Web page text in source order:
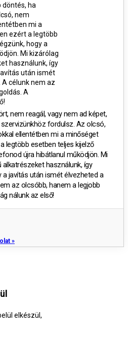
döntés, ha
nem
mi a
ezért a legtöbb
hogy a
Mi kizárólag
használunk, így
után ismét
célunk nem az
A
nem reagál, vagy nem ad képet,
fordulsz. Az olcsó,
ellentétben mi a minőséget
legtöbb esetben teljes kijelző
újra hibátlanul működjön. Mi
használunk, így
javítás után ismét élvezheted a
az olcsóbb, hanem a legjobb
nálunk az első!
»
elkészül,